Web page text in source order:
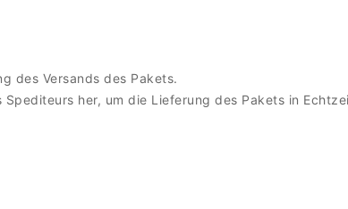
des Versands des Pakets.
her, um die Lieferung des Pakets in